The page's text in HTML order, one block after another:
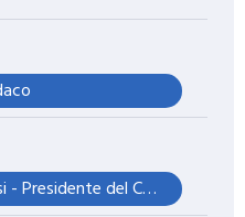
Angela Beatriz Arboresi - Presidente del Consiglio Comunale